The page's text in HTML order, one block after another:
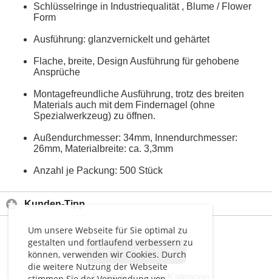
Um unsere Webseite für Sie optimal zu
gestalten und fortlaufend verbessern zu
können, verwenden wir Cookies. Durch
die weitere Nutzung der Webseite
Schlüsselringe in Industriequalität , Blume / Flower
Form
Ausführung: glanzvernickelt und gehärtet
Flache, breite, Design Ausführung für gehobene
Ansprüche
Montagefreundliche Ausführung, trotz des breiten
Materials auch mit dem Findernagel (ohne
Spezialwerkzeug) zu öffnen.
Außendurchmesser: 34mm, Innendurchmesser:
26mm, Materialbreite: ca. 3,3mm
Anzahl je Packung: 500 Stück
Kunden-Tipp
<< < >
Artikel5 von 6in dieser Kategorie